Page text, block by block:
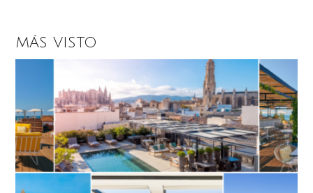
MÁS VISTO